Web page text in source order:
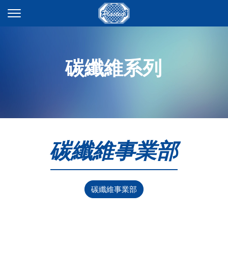
碳纖維系列
碳纖維事業部
碳纖維事業部